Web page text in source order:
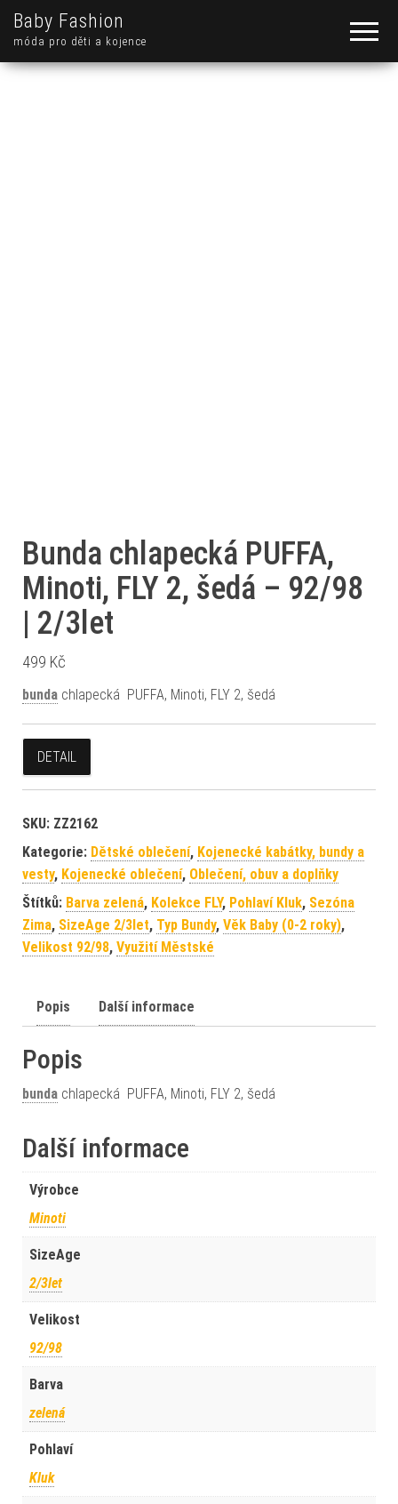
Baby Fashion
móda pro děti a kojence
Bunda chlapecká PUFFA,
Minoti, FLY 2, šedá – 92/98
| 2/3let
499 Kč
bunda chlapecká PUFFA, Minoti, FLY 2, šedá
DETAIL
SKU: ZZ2162
Kategorie: Dětské oblečení, Kojenecké kabátky, bundy a
vesty, Kojenecké oblečení, Oblečení, obuv a doplňky
Štítků: Barva zelená, Kolekce FLY, Pohlaví Kluk, Sezóna
Zima, SizeAge 2/3let, Typ Bundy, Věk Baby (0-2 roky),
Velikost 92/98, Využití Městské
Popis Další informace
Popis
bunda chlapecká PUFFA, Minoti, FLY 2, šedá
Další informace
Výrobce
Minoti
SizeAge
2/3let
Velikost
92/98
Barva
zelená
Pohlaví
Kluk